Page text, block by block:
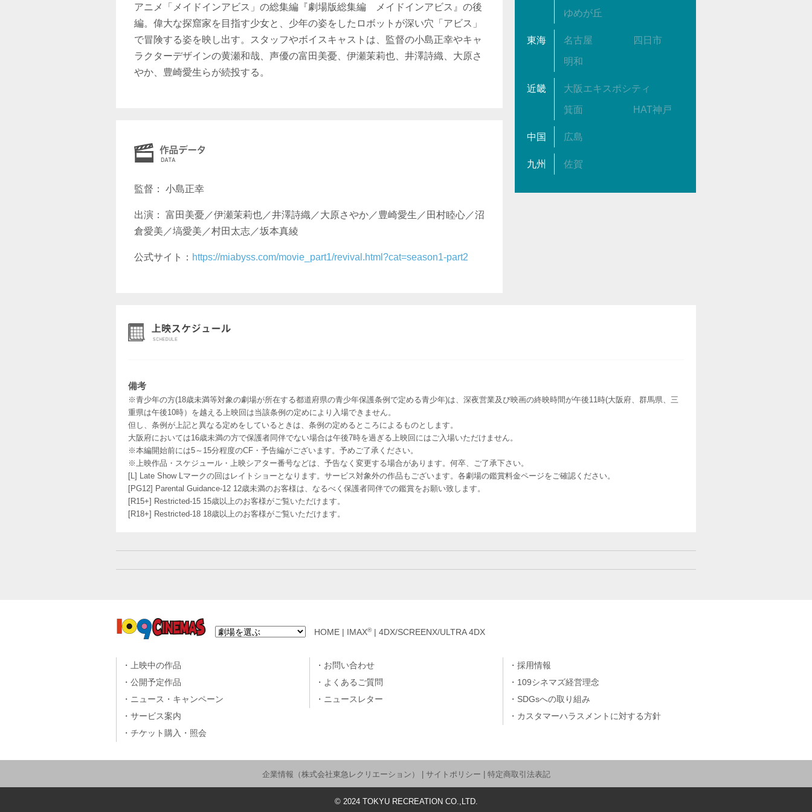
アニメ「メイドインアビス」の総集編『劇場版総集編 メイドインアビス』の後
編。偉大な探窟家を目指す少女と、少年の姿をしたロボットが深い穴「アビス」
で冒険する姿を映し出す。スタッフやボイスキャストは、監督の小島正幸やキャ
ラクターデザインの黄瀬和哉、声優の富田美憂、伊瀬茉莉也、井澤詩織、大原さ
やか、豊崎愛生らが続投する。
監督： 小島正幸
出演： 富田美憂／伊瀬茉莉也／井澤詩織／大原さやか／豊崎愛生／田村睦心／沼
倉愛美／塙愛美／村田太志／坂本真綾
公式サイト： https://miabyss.com/movie_part1/revival.html?cat=season1-part2
ゆめが丘
東海 名古屋 四日市
明和
近畿 大阪エキスポシティ
箕面 HAT神戸
中国 広島
九州 佐賀
備考
※青少年の方(18歳未満等対象の劇場が所在する都道府県の青少年保護条例で定める青少年)は、深夜営業及び映画の終映時間が午後11時(大阪府、群馬県、三
重県は午後10時）を越える上映回は当該条例の定めにより入場できません。
但し、条例が上記と異なる定めをしているときは、条例の定めるところによるものとします。
大阪府においては16歳未満の方で保護者同伴でない場合は午後7時を過ぎる上映回にはご入場いただけません。
※本編開始前には5～15分程度のCF・予告編がございます。予めご了承ください。
※上映作品・スケジュール・上映シアター番号などは、予告なく変更する場合があります。何卒、ご了承下さい。
[L] Late Show Lマークの回はレイトショーとなります。サービス対象外の作品もございます。各劇場の鑑賞料金ページをご確認ください。
[PG12] Parental Guidance-12 12歳未満のお客様は、なるべく保護者同伴での鑑賞をお願い致します。
[R15+] Restricted-15 15歳以上のお客様がご覧いただけます。
[R18+] Restricted-18 18歳以上のお客様がご覧いただけます。
HOME IMAX®| 4DX/SCREENX/ULTRA 4DX
上映中の作品
公開予定作品
ニュース・キャンペーン
サービス案内
チケット購入・照会
お問い合わせ
よくあるご質問
ニュースレター
採用情報
109シネマズ経営理念
SDGsへの取り組み
カスタマーハラスメントに対する方針
企業情報（株式会社東急レクリエーション） サイトポリシー 特定商取引法表記
© 2024TOKYU RECREATION CO.,LTD.